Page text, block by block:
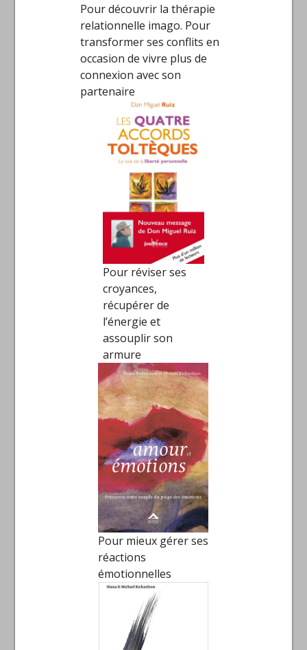
Pour découvrir la thérapie
relationnelle imago. Pour
transformer ses conflits en
occasion de vivre plus de
connexion avec son
partenaire
Pour réviser ses
croyances,
récupérer de
l’énergie et
assouplir son
armure
Pour mieux gérer ses
réactions
émotionnelles